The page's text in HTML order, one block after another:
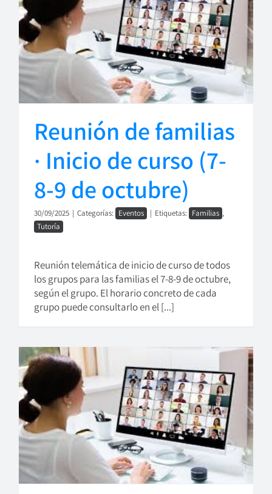
Reunión de familias
· Inicio de curso (7-
8-9 de octubre)
30/09/2025 | Categorías: Eventos | Etiquetas: Familias ,
Tutoría
Reunión telemática de inicio de curso de todos
los grupos para las familias el 7-8-9 de octubre,
según el grupo. El horario concreto de cada
grupo puede consultarlo en el [...]